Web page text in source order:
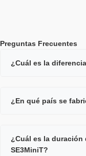
Preguntas Frecuentes
¿Cuál es la
¿En qué país se
¿Cuál es la duración
SE3MiniT?